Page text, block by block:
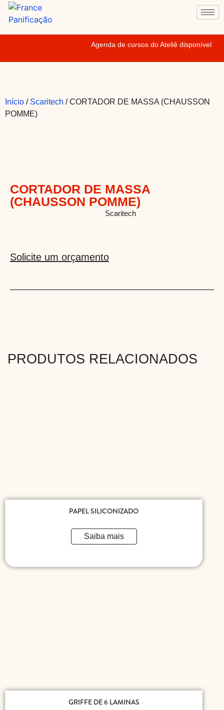
Agenda de cursos do Ateliê disponível
Início / Scaritech / CORTADOR DE MASSA (CHAUSSON
POMME)
CORTADOR DE MASSA
(CHAUSSON POMME)
Scaritech
Solicite um orçamento
PRODUTOS RELACIONADOS
PAPEL SILICONIZADO
Saiba mais
GRIFFE DE 6 LAMINAS